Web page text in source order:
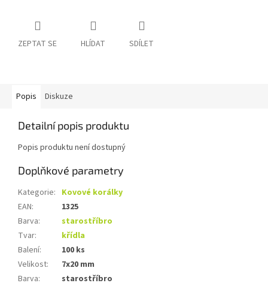
ZEPTAT SE HLÍDAT SDÍLET
Popis Diskuze
Detailní popis produktu
Popis produktu není dostupný
Doplňkové parametry
Kategorie: Kovové korálky
EAN:
1325
Barva:
starostříbro
Tvar:
křídla
Balení:
100 ks
Velikost:
7x20 mm
Barva: starostříbro